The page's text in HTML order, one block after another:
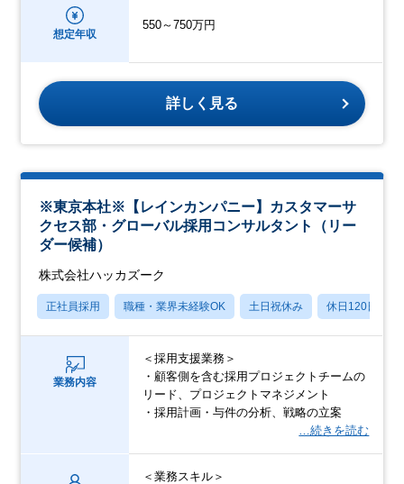
想定年収
550～750万円
詳しく見る
※東京本社※【レインカンパニー】カスタマーサ
クセス部・グローバル採用コンサルタント（リー
ダー候補）
株式会社ハッカズーク
正社員採用 職種・業界未経験OK 土日祝休み 休日120日以上
業務内容
＜採用支援業務＞
・顧客側を含む採用プロジェクトチームの
リード、プロジェクトマネジメント
・採用計画・与件の分析、戦略の立案
…続きを読む
＜業務スキル＞